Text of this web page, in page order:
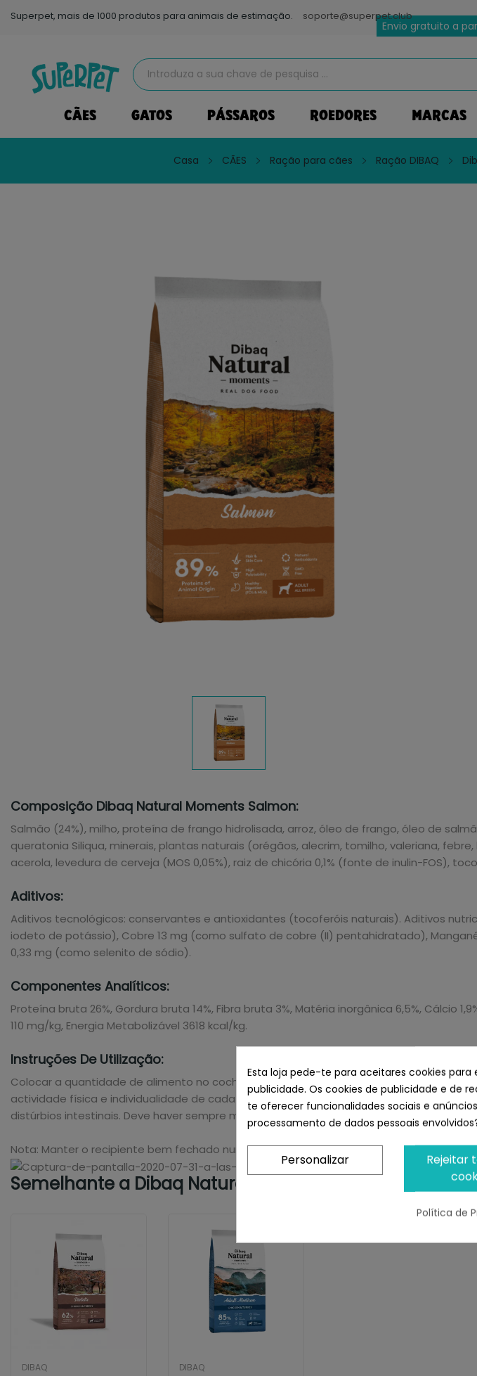
Superpet, mais de 1000 produtos para animais de estimação. soporte@superpet.club
Envio gratuito a
CÃES GATOS PÁSSAROS ROEDORES MARCAS
Casa CÃES Ração para cães Ração DIBAQ
Composição Dibaq Natural Moments Salmon:
Salmão (24%), milho, proteína de frango hidrolisada, arroz, óleo de frango, óleo de
queratonia Siliqua, minerais, plantas naturais (orégãos, alecrim, tomilho, valeriana,
acerola, levedura de cerveja (MOS 0,05%), raiz de chicória 0,1% (fonte de inulin-FOS),
Aditivos:
Aditivos tecnológicos: conservantes e antioxidantes (tocoferóis naturais). Aditivos
iodeto de potássio), Cobre 13 mg (como sulfato de cobre (II) pentahidratado),
0,33 mg (como selenito de sódio).
Componentes Analíticos:
Proteína bruta 26%, Gordura bruta 14%, Fibra bruta 3%, Matéria inorgânica 6,5%, Cálcio
110 mg/kg, Energia Metabolizável 3618 kcal/kg.
Instruções De Utilização:
Colocar a quantidade de alimento no cocho (consultar a tabela de alimentação). As
actividade física e individualidade de cada animal. Qualquer alteração na
distúrbios intestinais. Deve haver sempre muita água limpa e fresca à disposição do
Nota: Manter o recipiente bem fechado num local fresco e seco, longe do chão e fora
Semelhante a Dibaq Natural Moments Salmon
DIBAQ DIBAQ
Esta loja pede-te para aceitares cookies
publicidade. Os cookies de publicidade e de
te oferecer funcionalidades sociais e
processamento de dados pessoais
Rejeitar
Personalizar
Política de